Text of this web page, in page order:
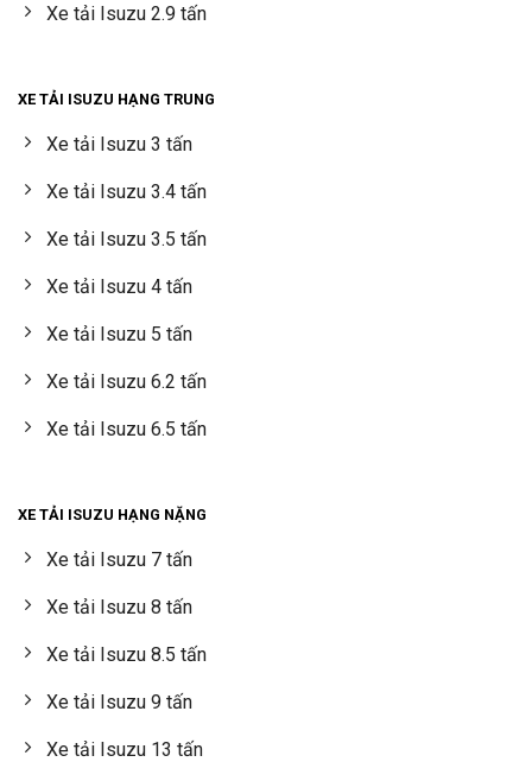
Xe tải Isuzu 2.9 tấn
XE TẢI ISUZU HẠNG TRUNG
Xe tải Isuzu 3 tấn
Xe tải Isuzu 3.4 tấn
Xe tải Isuzu 3.5 tấn
Xe tải Isuzu 4 tấn
Xe tải Isuzu 5 tấn
Xe tải Isuzu 6.2 tấn
Xe tải Isuzu 6.5 tấn
XE TẢI ISUZU HẠNG NẶNG
Xe tải Isuzu 7 tấn
Xe tải Isuzu 8 tấn
Xe tải Isuzu 8.5 tấn
Xe tải Isuzu 9 tấn
Xe tải Isuzu 13 tấn